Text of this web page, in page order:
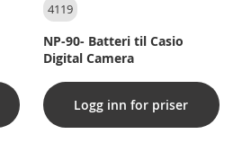
4119
NP-90- Batteri til Casio
Digital Camera
Logg inn for priser